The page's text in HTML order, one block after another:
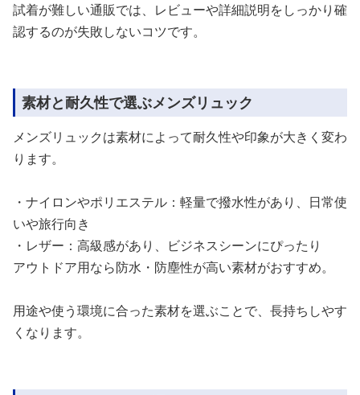
試着が難しい通販では、レビューや詳細説明をしっかり確
認するのが失敗しないコツです。
素材と耐久性で選ぶメンズリュック
メンズリュックは素材によって耐久性や印象が大きく変わ
ります。
・ナイロンやポリエステル：軽量で撥水性があり、日常使
いや旅行向き
・レザー：高級感があり、ビジネスシーンにぴったり
アウトドア用なら防水・防塵性が高い素材がおすすめ。
用途や使う環境に合った素材を選ぶことで、長持ちしやす
くなります。